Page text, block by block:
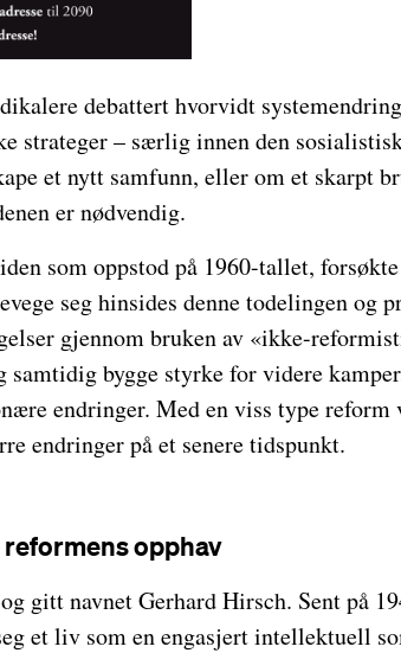
debattert hvorvidt
strateger – særlig innen den
et nytt samfunn, eller om et skarpt
er nødvendig.
som oppstod på 1960-tallet,
seg hinsides denne todelingen og
gjennom bruken av «ikke-
samtidig bygge styrke for videre
endringer. Med en viss type reform
endringer på et senere tidspunkt.
opphav
gitt navnet Gerhard Hirsch. Sent på
et liv som en engasjert intellektuell